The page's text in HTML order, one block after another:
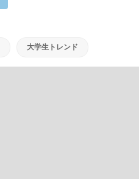
大学生トレンド